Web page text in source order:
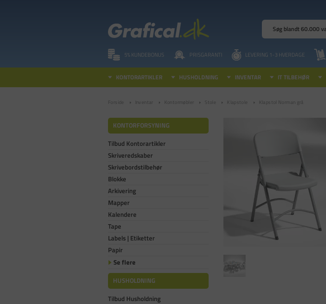
5% KUNDEBONUS PRISGARANTI LEVERING 1-3 HVERDAGE
KONTORARTIKLER HUSHOLDNING INVENTAR IT TILBEHØR
Forside Inventar Kontormøbler Stole Klapstole Klapstol Norman grå
KONTORFORSYNING
Tilbud Kontorartikler
Skriveredskaber
Skrivebordstilbehør
Blokke
Arkivering
Mapper
Kalendere
Tape
Labels | Etiketter
Papir
Se flere
HUSHOLDNING
Tilbud Husholdning